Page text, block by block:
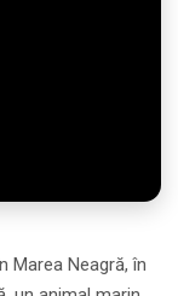
Marea Neagră, în